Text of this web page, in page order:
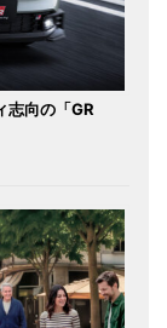
志向の「GR